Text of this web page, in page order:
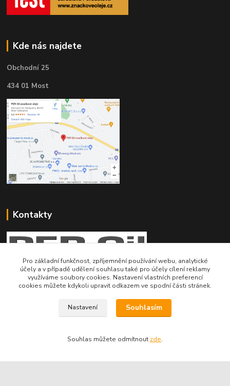
Kde nás najdete
Obchodní 25
434 01 Most
Kontakty
Telefon pro technické dotazy: 775 113 255
Telefon do našeho obchodu : 774 993 479
Pro základní funkčnost, zpříjemnění používání webu, analytické
účely a v případě udělení souhlasu také pro účely cílení reklamy
využíváme soubory cookies. Nastavení vlastních preferencí
cookies můžete kdykoli upravit odkazem ve spodní části stránek.
Nastavení Souhlasím
Souhlas můžete odmítnout zde.